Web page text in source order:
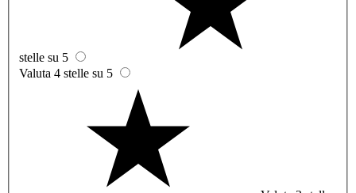
stelle su 5
Valuta 4 stelle su 5